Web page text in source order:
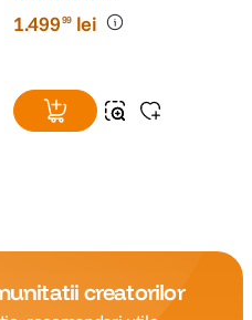
1.49999 lei
creatorilor